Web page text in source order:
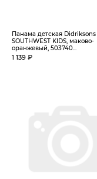
Панама детская Didriksons
SOUTHWEST KIDS, маково-
оранжевый, 503740...
1 139 ₽